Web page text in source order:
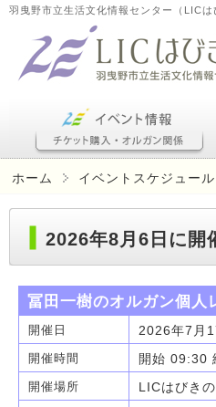
羽曳野市立生活文化情報センター（LIC
ホーム イベントスケジュール
2026年8月6日に開
冨田一樹のオルガン個人
開催日 2026年7月
開催時間 開始 09:30
開催場所 LICはびき